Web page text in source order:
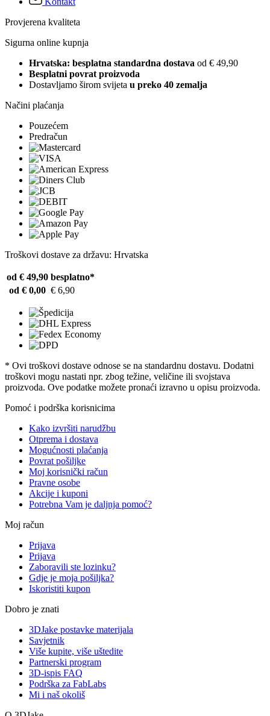
Provjerena kvaliteta
Sigurna online kupnja
Hrvatska: besplatna standardna dostava od € 49,90
Besplatni povrat proizvoda
Dostavljamo širom svijeta u preko 40 zemalja
Načini plaćanja
Pouzećem
Predračun
Troškovi dostave za državu: Hrvatska
od € 49,90 besplatno*
od € 0,00 € 6,90
* Ovi troškovi dostave odnose se na standardnu ​​dostavu. Dodatni
troškovi mogu nastati npr. zbog težine, veličine ili svojstava
proizvoda. Ove podatke možete pronaći izravno u opisu proizvoda.
Pomoć i podrška korisnicima
Kako izvršiti narudžbu
Otprema i dostava
Mogućnosti plaćanja
Povrat pošiljke
Moj korisnički račun
Pravne osobe
Akcije i kuponi
Potrebna Vam je daljnja pomoć?
Moj račun
Prijava
Prijava
Zaboravili ste lozinku?
Gdje je moja pošiljka?
Iskoristiti kupon
Dobro je znati
3DJake postavke materijala
Savjetnik
Više kupite, više uštedite
Partnerski program
3D-ispis FAQ
Podrška za FabLabs
Mi i naš okoliš